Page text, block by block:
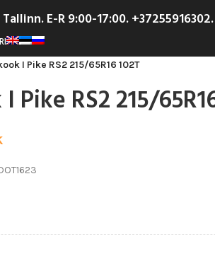
E-R 9:00-17:00.
I Pike RS2 215/65R16 102T
Pike RS2 215/